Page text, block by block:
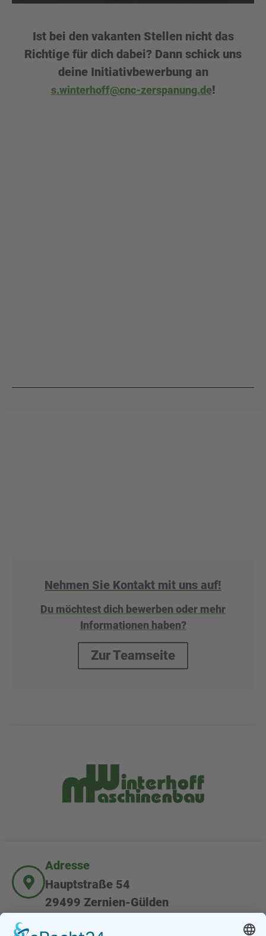
Ist bei den vakanten Stellen nicht das
Richtige für dich dabei? Dann schick uns
deine Initiativbewerbung an
s.winterhoff@cnc-zerspanung.de!
Nehmen Sie Kontakt mit uns auf!
Du möchtest dich bewerben oder mehr
Informationen haben?
Zur Teamseite
Adresse
Hauptstraße 54
29499 Zernien-Gülden